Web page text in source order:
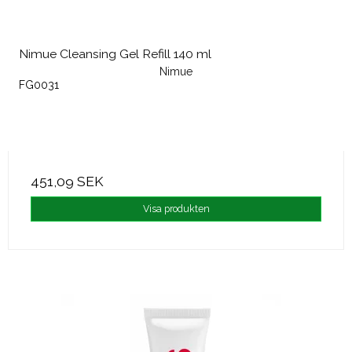
Nimue Cleansing Gel Refill 140 ml
Nimue
FG0031
451,09 SEK
Visa produkten